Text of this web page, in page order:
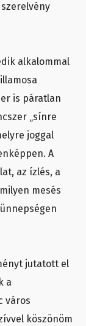
alkalommal
is páratlan
„sínre
joggal
A
az ízlés, a
mesés
jutatott el
a
város
köszönöm